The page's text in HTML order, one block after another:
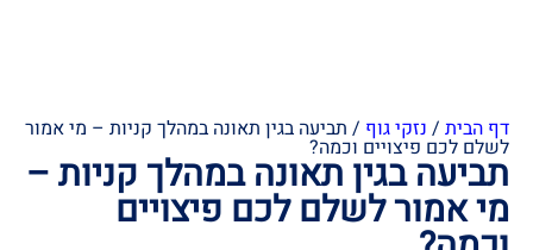
דף הבית / נזקי גוף / תביעה בגין תאונה במהלך קניות – מי אמור
לשלם לכם פיצויים וכמה?
תביעה בגין תאונה במהלך קניות –
מי אמור לשלם לכם פיצויים